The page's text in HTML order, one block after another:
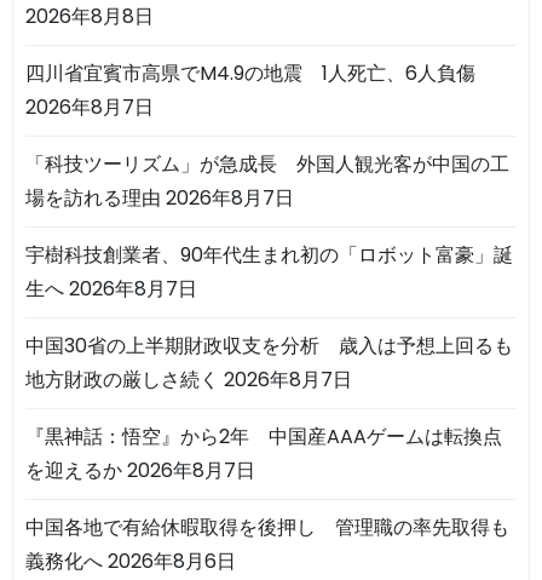
2026年8月8日
四川省宜賓市高県でM4.9の地震 1人死亡、6人負傷
2026年8月7日
「科技ツーリズム」が急成長 外国人観光客が中国の工
場を訪れる理由 2026年8月7日
宇樹科技創業者、90年代生まれ初の「ロボット富豪」誕
生へ2026年8月7日
中国30省の上半期財政収支を分析 歳入は予想上回るも
地方財政の厳しさ続く 2026年8月7日
『黒神話：悟空』から2年 中国産AAAゲームは転換点
を迎えるか2026年8月7日
中国各地で有給休暇取得を後押し 管理職の率先取得も
義務化へ2026年8月6日